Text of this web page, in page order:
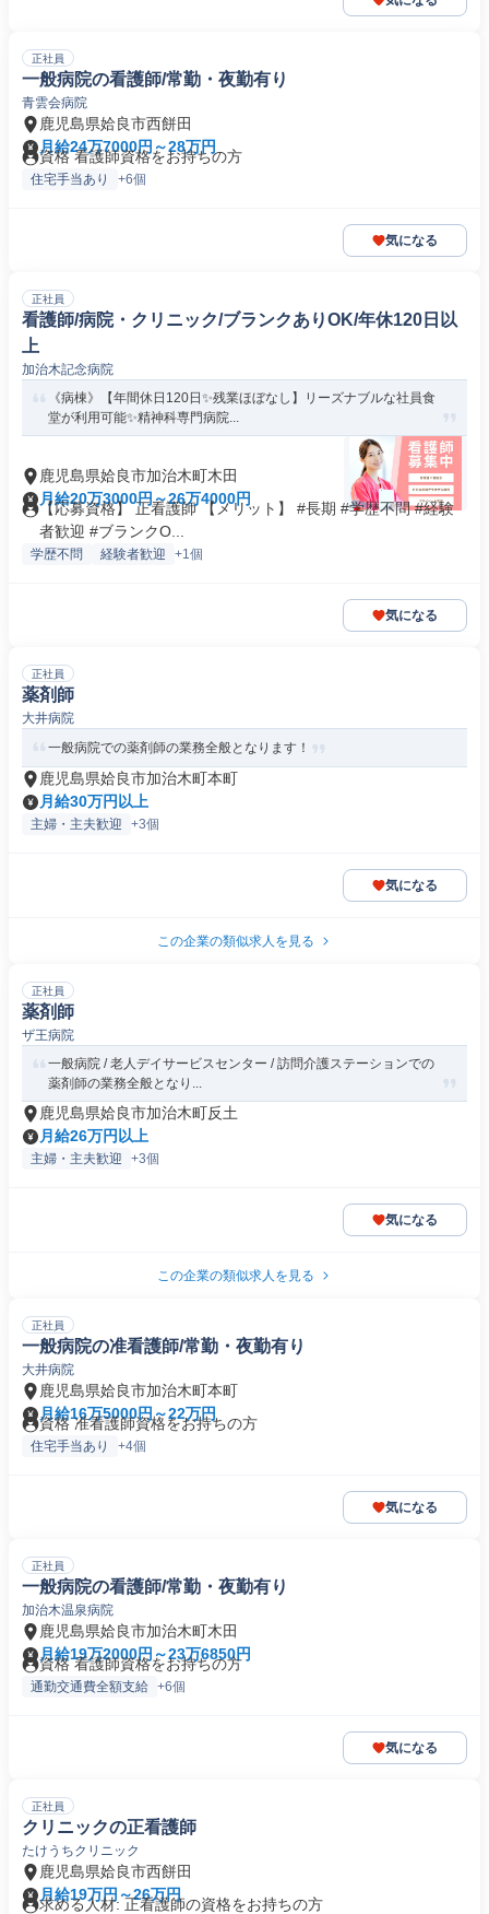
正社員
一般病院の看護師/常勤・夜勤有り
青雲会病院
鹿児島県姶良市西餅田
月給24万7000円～28万円
資格 看護師資格をお持ちの方
住宅手当あり +6個
気になる
正社員
看護師/病院・クリニック/ブランクありOK/年休120日以
上
加治木記念病院
《病棟》【年間休日120日✨残業ほぼなし】リーズナブルな社員食
堂が利用可能✨精神科専門病院...
鹿児島県姶良市加治木町木田
月給20万3000円～26万4000円
【応募資格】 正看護師 【メリット】 #長期 #学歴不問 #経験
者歓迎 #ブランクO...
学歴不問 経験者歓迎 +1個
気になる
正社員
薬剤師
大井病院
一般病院での薬剤師の業務全般となります！
鹿児島県姶良市加治木町本町
月給30万円以上
主婦・主夫歓迎 +3個
気になる
この企業の類似求人を見る
正社員
薬剤師
ザ王病院
一般病院 / 老人デイサービスセンター / 訪問介護ステーションでの
薬剤師の業務全般となり...
鹿児島県姶良市加治木町反土
月給26万円以上
主婦・主夫歓迎 +3個
気になる
この企業の類似求人を見る
正社員
一般病院の准看護師/常勤・夜勤有り
大井病院
鹿児島県姶良市加治木町本町
月給16万5000円～22万円
資格 准看護師資格をお持ちの方
住宅手当あり +4個
気になる
正社員
一般病院の看護師/常勤・夜勤有り
加治木温泉病院
鹿児島県姶良市加治木町木田
月給19万2000円～23万6850円
資格 看護師資格をお持ちの方
通勤交通費全額支給 +6個
気になる
正社員
クリニックの正看護師
たけうちクリニック
鹿児島県姶良市西餅田
月給19万円～26万円
求める人材: 正看護師の資格をお持ちの方